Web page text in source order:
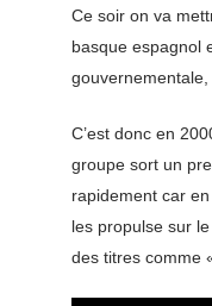
RSS FEED
LINK
EMBED
Ce soir on va
basque espagnol
C’est donc en
groupe sort un
rapidement car
les propulse sur
des titres comme